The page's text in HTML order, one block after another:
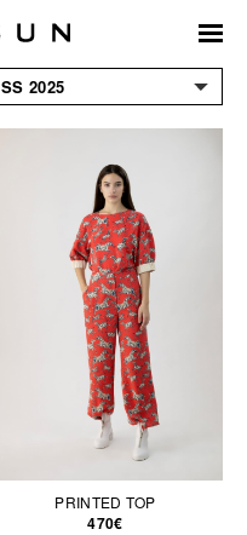
SS 2025
FW 24/25
FW 2022/23
FW 2021/22
PRINTED TOP
470€